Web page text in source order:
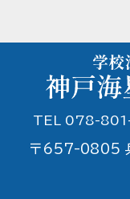
TEL 078-
〒657-0805